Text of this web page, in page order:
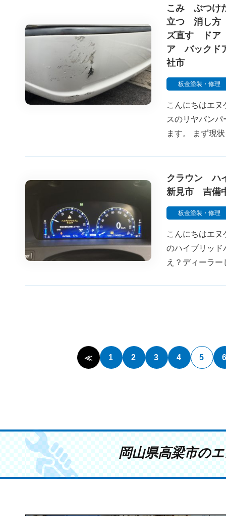
こみ ぶつ
立つ 消し
ズ直す ドア
ア バック
社市
板金塗装・修理
こんにちはエ
スのリヤバン
ます。 まず現
クラウン ハ
新見市 吉備
板金塗装・修理
こんにちはエ
のハイブリッド
え？ディーラ
≪ 1 2 3 4 5
岡山県高梁市の